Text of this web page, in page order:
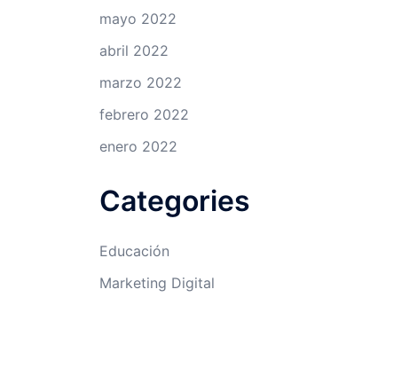
mayo 2022
abril 2022
marzo 2022
febrero 2022
enero 2022
Categories
Educación
Marketing Digital